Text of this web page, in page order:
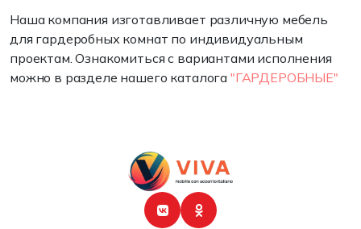
Наша компания изготавливает различную мебель
для гардеробных комнат по индивидуальным
проектам. Ознакомиться с вариантами исполнения
можно в разделе нашего каталога "ГАРДЕРОБНЫЕ"